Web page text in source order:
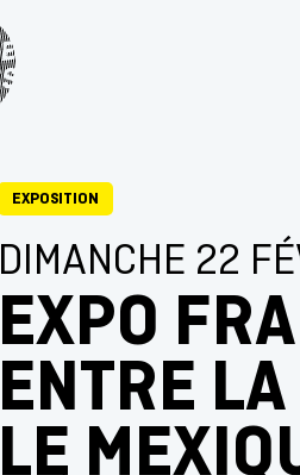
EXPOSITION
DIMANCHE 22
EXPO
ENTRE
LE